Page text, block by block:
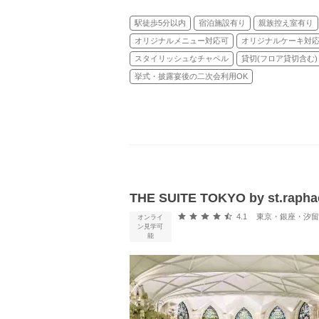
駅徒歩5分以内 宿泊施設有り 親族控え室有り
オリジナルメニュー対応可 オリジナルケーキ対
スタイリッシュなチャペル 貸切(フロア貸切含む)
挙式・披露宴後の二次会利用OK
THE SUITE TOKYO by
オンライ
ン見学可
能
口コミ評価
4.1 東京・銀座・汐留・浜松